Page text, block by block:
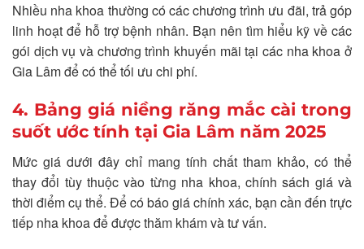
Nhiều nha khoa thường có các chương trình ưu đãi, trả góp
linh hoạt để hỗ trợ bệnh nhân. Bạn nên tìm hiểu kỹ về các
gói dịch vụ và chương trình khuyến mãi tại các nha khoa ở
Gia Lâm để có thể tối ưu chi phí.
4. Bảng giá niềng răng mắc cài trong
suốt ước tính tại Gia Lâm năm 2025
Mức giá dưới đây chỉ mang tính chất tham khảo, có thể
thay đổi tùy thuộc vào từng nha khoa, chính sách giá và
thời điểm cụ thể. Để có báo giá chính xác, bạn cần đến trực
tiếp nha khoa để được thăm khám và tư vấn.